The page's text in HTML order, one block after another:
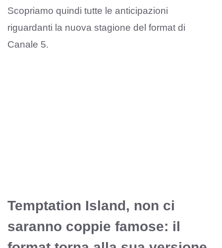
Scopriamo quindi tutte le anticipazioni
riguardanti la nuova stagione del format di
Canale 5.
Temptation Island, non ci
saranno coppie famose: il